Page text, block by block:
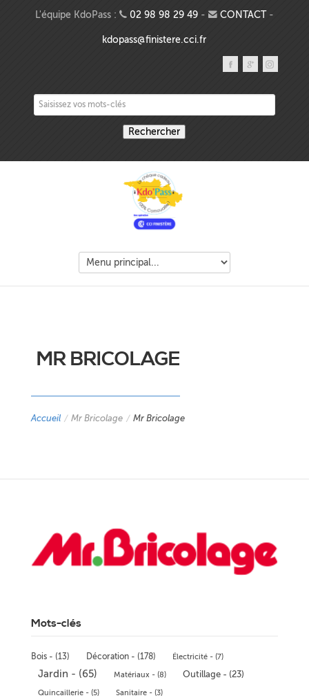
Aller au contenu principal
L'équipe KdoPass : 02 98 98 29 49- CONTACT-
kdopass@finistere.cci.fr
Saisissez vos mots-clés
MR BRICOLAGE
Accueil / Mr Bricolage / Mr Bricolage
Mots-clés
Bois - (13) Décoration - (178) Électricité - (7)
Jardin - (65) Matériaux - (8) Outillage - (23)
Quincaillerie - (5) Sanitaire - (3)